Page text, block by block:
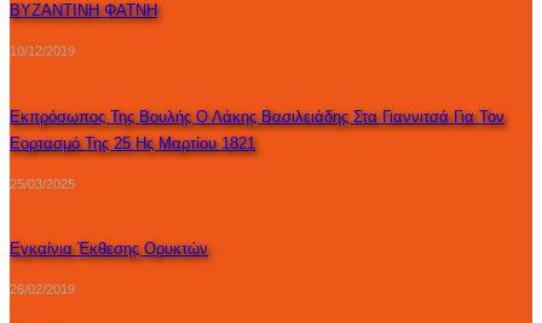
ΒΥΖΑΝΤΙΝΗ ΦΑΤΝΗ
10/12/2019
Εκπρόσωπος Της Βουλής Ο Λάκης Βασιλειάδης Στα Γιαννιτσά Για Τον
Εορτασμό Της 25 Ης Μαρτίου 1821
25/03/2025
Εγκαίνια Έκθεσης Ορυκτών
26/02/2019